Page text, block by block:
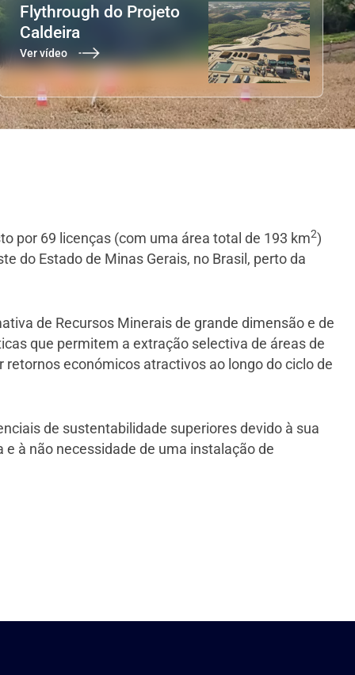
Flythrough do Projeto
Caldeira
Ver vídeo
por 69 licenças (com uma área total de 193 km2)
do Estado de Minas Gerais, no Brasil, perto da
de Recursos Minerais de grande dimensão e de
que permitem a extração selectiva de áreas de
retornos económicos atractivos ao longo do ciclo de
de sustentabilidade superiores devido à sua
à não necessidade de uma instalação de